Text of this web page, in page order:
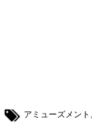
アミューズメント